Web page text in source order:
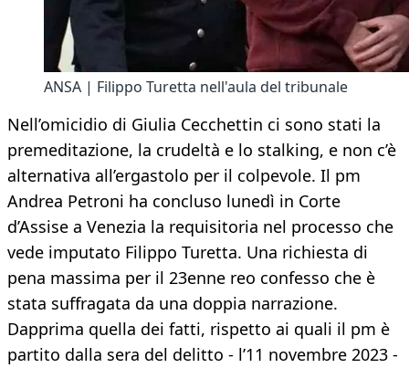
ANSA | Filippo Turetta nell'aula del tribunale
Nell’omicidio di Giulia Cecchettin ci sono stati la
premeditazione, la crudeltà e lo stalking, e non c’è
alternativa all’ergastolo per il colpevole. Il pm
Andrea Petroni ha concluso lunedì in Corte
d’Assise a Venezia la requisitoria nel processo che
vede imputato Filippo Turetta. Una richiesta di
pena massima per il 23enne reo confesso che è
stata suffragata da una doppia narrazione.
Dapprima quella dei fatti, rispetto ai quali il pm è
partito dalla sera del delitto - l’11 novembre 2023 -